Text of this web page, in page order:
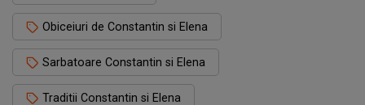
Obiceiuri de Constantin si Elena
Sarbatoare Constantin si Elena
Traditii Constantin si Elena